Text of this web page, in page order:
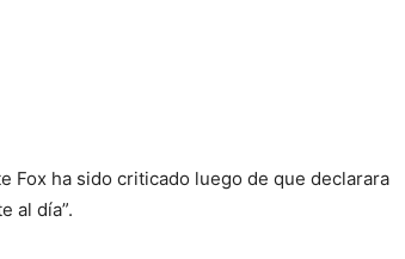
Fox ha sido criticado luego de que declarara
al día”.